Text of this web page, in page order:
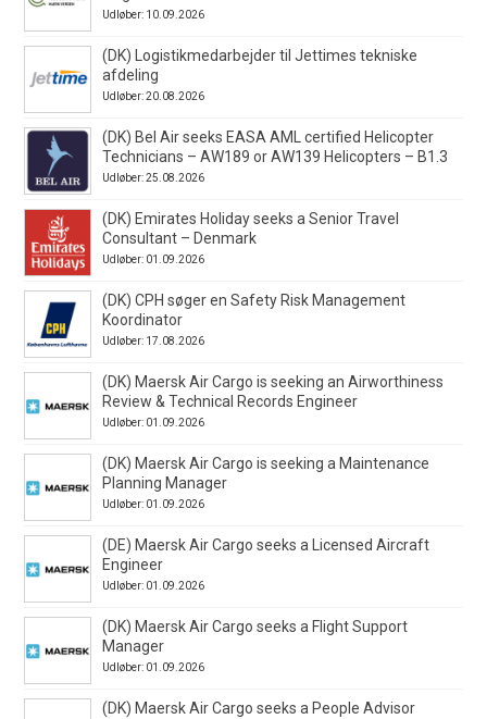
Udløber: 10.09.2026
(DK) Logistikmedarbejder til Jettimes tekniske
afdeling
Udløber: 20.08.2026
(DK) Bel Air seeks EASA AML certified Helicopter
Technicians – AW189 or AW139 Helicopters – B1.3
Udløber: 25.08.2026
(DK) Emirates Holiday seeks a Senior Travel
Consultant – Denmark
Udløber: 01.09.2026
(DK) CPH søger en Safety Risk Management
Koordinator
Udløber: 17.08.2026
(DK) Maersk Air Cargo is seeking an Airworthiness
Review & Technical Records Engineer
Udløber: 01.09.2026
(DK) Maersk Air Cargo is seeking a Maintenance
Planning Manager
Udløber: 01.09.2026
(DE) Maersk Air Cargo seeks a Licensed Aircraft
Engineer
Udløber: 01.09.2026
(DK) Maersk Air Cargo seeks a Flight Support
Manager
Udløber: 01.09.2026
(DK) Maersk Air Cargo seeks a People Advisor